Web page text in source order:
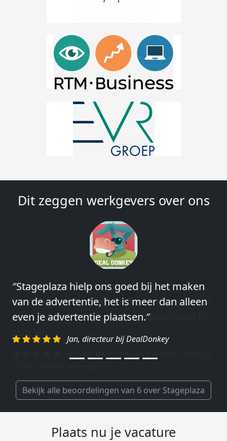
Dit zeggen werkgevers over ons
″Stageplaza hielp ons goed bij het maken
van de advertentie, het is meer dan alleen
even je advertentie plaatsen.″
Jan, directeur bij DealDonkey
″Wij hebben in ieder geval prima
ervaringen met Stageplaza: elke keer weer
weet Stageplaza prima kandidaten snel te
regelen.″
Bekijk alle beoordelingen van 6 over Stageplaza
Plaats nu je vacature